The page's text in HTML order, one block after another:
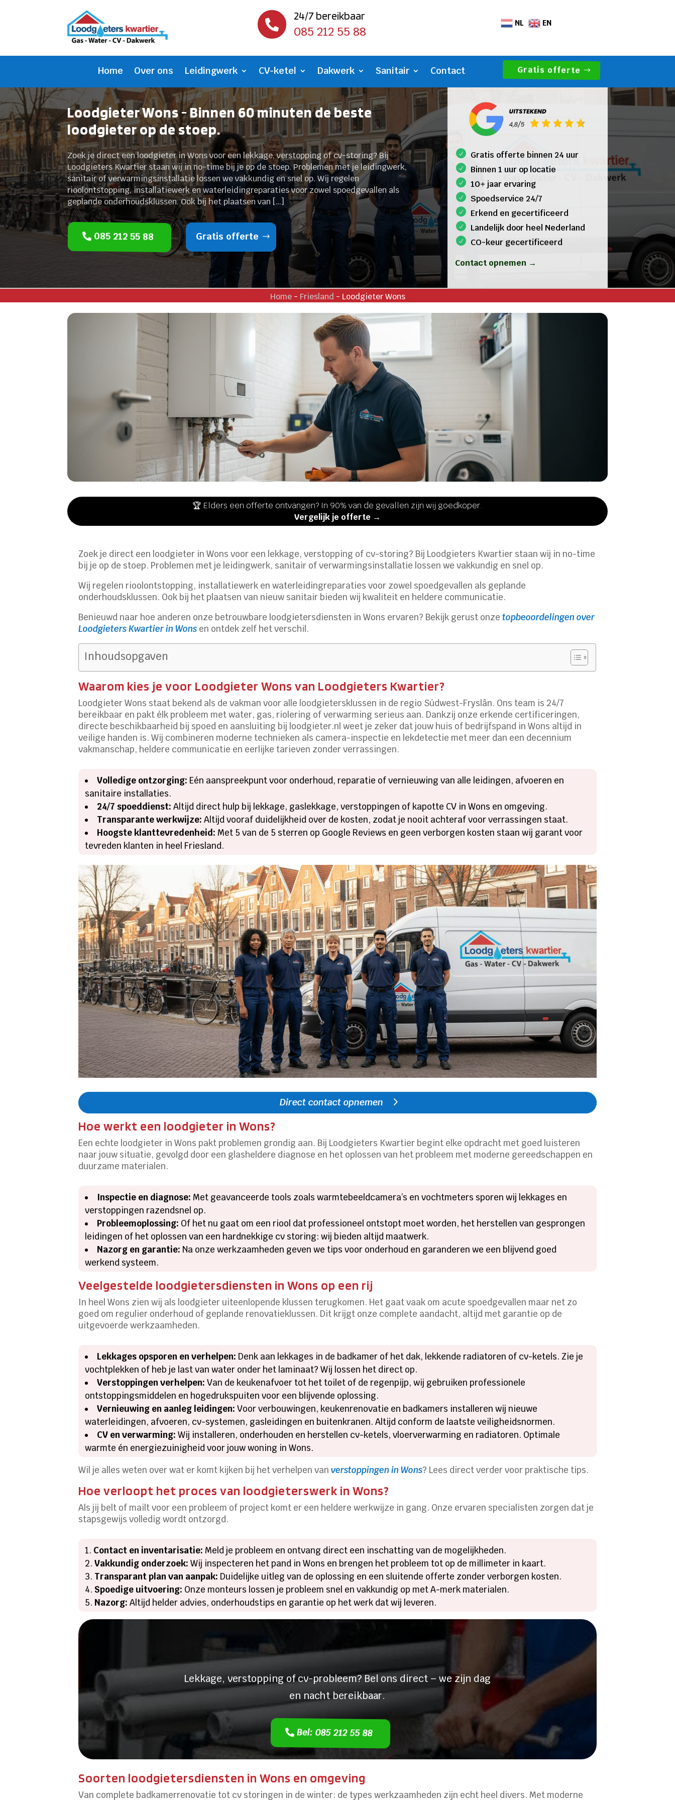

24/7 bereikbaar
085 212 55 88
NL EN
Home Over ons Leidingwerk CV-ketel Dakwerk Sanitair Contact Gratis offerte
Loodgieter Wons - Binnen 60 minuten de beste
loodgieter op de stoep.
Zoek je direct een loodgieter in Wons voor een lekkage, verstopping of cv-storing? Bij
Loodgieters Kwartier staan wij in no-time bij je op de stoep. Problemen met je leidingwerk,
sanitair of verwarmingsinstallatie lossen we vakkundig en snel op. Wij regelen
rioolontstopping, installatiewerk en waterleidingreparaties voor zowel spoedgevallen als
geplande onderhoudsklussen. Ook bij het plaatsen van […]
085 212 55 88 Gratis offerte
Gratis offerte binnen 24 uur
Binnen 1 uur op locatie
10+ jaar ervaring
Spoedservice 24/7
Erkend en gecertificeerd
Landelijk door heel Nederland
CO-keur gecertificeerd
Contact opnemen →
Home- Friesland - Loodgieter Wons
🏆 Elders een offerte ontvangen? In 90% van de gevallen zijn wij goedkoper.
Vergelijk je offerte →
Zoek je direct een loodgieter in Wons voor een lekkage, verstopping of cv-storing? Bij Loodgieters Kwartier staan wij in no-time
bij je op de stoep. Problemen met je leidingwerk, sanitair of verwarmingsinstallatie lossen we vakkundig en snel op.
Wij regelen rioolontstopping, installatiewerk en waterleidingreparaties voor zowel spoedgevallen als geplande
onderhoudsklussen. Ook bij het plaatsen van nieuw sanitair bieden wij kwaliteit en heldere communicatie.
Benieuwd naar hoe anderen onze betrouwbare loodgietersdiensten in Wons ervaren? Bekijk gerust onzetopbeoordelingen over
Loodgieters Kwartier in Wons en ontdek zelf het verschil.
Inhoudsopgaven
Waarom kies je voor Loodgieter Wons van Loodgieters Kwartier?
Loodgieter Wons staat bekend als de vakman voor alle loodgietersklussen in de regio Súdwest-Fryslân. Ons team is 24/7
bereikbaar en pakt élk probleem met water, gas, riolering of verwarming serieus aan. Dankzij onze erkende certificeringen,
directe beschikbaarheid bij spoed en aansluiting bij loodgieter.nl weet je zeker dat jouw huis of bedrijfspand in Wons altijd in
veilige handen is. Wij combineren moderne technieken als camera-inspectie en lekdetectie met meer dan een decennium
vakmanschap, heldere communicatie en eerlijke tarieven zonder verrassingen.
Volledige ontzorging: Eén aanspreekpunt voor onderhoud, reparatie of vernieuwing van alle leidingen, afvoeren en
sanitaire installaties.
24/7 spoeddienst: Altijd direct hulp bij lekkage, gaslekkage, verstoppingen of kapotte CV in Wons en omgeving.
Transparante werkwijze: Altijd vooraf duidelijkheid over de kosten, zodat je nooit achteraf voor verrassingen staat.
Hoogste klanttevredenheid: Met 5 van de 5 sterren op Google Reviews en geen verborgen kosten staan wij garant voor
tevreden klanten in heel Friesland.
Direct contact opnemen
Hoe werkt een loodgieter in Wons?
Een echte loodgieter in Wons pakt problemen grondig aan. Bij Loodgieters Kwartier begint elke opdracht met goed luisteren
naar jouw situatie, gevolgd door een glasheldere diagnose en het oplossen van het probleem met moderne gereedschappen en
duurzame materialen.
Inspectie en diagnose: Met geavanceerde tools zoals warmtebeeldcamera’s en vochtmeters sporen wij lekkages en
verstoppingen razendsnel op.
Probleemoplossing: Of het nu gaat om een riool dat professioneel ontstopt moet worden, het herstellen van gesprongen
leidingen of het oplossen van een hardnekkige cv storing: wij bieden altijd maatwerk.
Nazorg en garantie: Na onze werkzaamheden geven we tips voor onderhoud en garanderen we een blijvend goed
werkend systeem.
Veelgestelde loodgietersdiensten in Wons op een rij
In heel Wons zien wij als loodgieter uiteenlopende klussen terugkomen. Het gaat vaak om acute spoedgevallen maar net zo
goed om regulier onderhoud of geplande renovatieklussen. Dit krijgt onze complete aandacht, altijd met garantie op de
uitgevoerde werkzaamheden.
Lekkages opsporen en verhelpen: Denk aan lekkages in de badkamer of het dak, lekkende radiatoren of cv-ketels. Zie je
vochtplekken of heb je last van water onder het laminaat? Wij lossen het direct op.
Verstoppingen verhelpen: Van de keukenafvoer tot het toilet of de regenpijp, wij gebruiken professionele
ontstoppingsmiddelen en hogedrukspuiten voor een blijvende oplossing.
Vernieuwing en aanleg leidingen: Voor verbouwingen, keukenrenovatie en badkamers installeren wij nieuwe
waterleidingen, afvoeren, cv-systemen, gasleidingen en buitenkranen. Altijd conform de laatste veiligheidsnormen.
CV en verwarming: Wij installeren, onderhouden en herstellen cv-ketels, vloerverwarming en radiatoren. Optimale
warmte én energiezuinigheid voor jouw woning in Wons.
Wil je alles weten over wat er komt kijken bij het verhelpen vanverstoppingen in Wons? Lees direct verder voor praktische tips.
Hoe verloopt het proces van loodgieterswerk in Wons?
Als jij belt of mailt voor een probleem of project komt er een heldere werkwijze in gang. Onze ervaren specialisten zorgen dat je
stapsgewijs volledig wordt ontzorgd.
Contact en inventarisatie: Meld je probleem en ontvang direct een inschatting van de mogelijkheden.
Vakkundig onderzoek: Wij inspecteren het pand in Wons en brengen het probleem tot op de millimeter in kaart.
Transparant plan van aanpak: Duidelijke uitleg van de oplossing en een sluitende offerte zonder verborgen kosten.
Spoedige uitvoering: Onze monteurs lossen je probleem snel en vakkundig op met A-merk materialen.
Nazorg: Altijd helder advies, onderhoudstips en garantie op het werk dat wij leveren.
Heeft u een lekkage of een verstopping?
Lekkage, verstopping of cv-probleem? Bel ons direct – we zijn dag
en nacht bereikbaar.
Bel: 085 212 55 88
Soorten loodgietersdiensten in Wons en omgeving
Van complete badkamerrenovatie tot cv storingen in de winter: de types werkzaamheden zijn echt heel divers. Met moderne